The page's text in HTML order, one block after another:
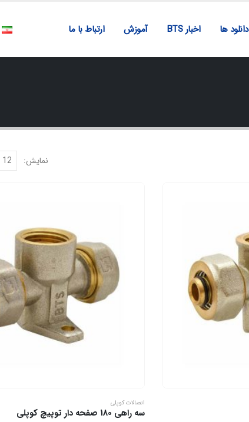
دانلود ها اخبار BTS آموزش ارتباط با ما
نمایش:
اتصالات کوپلی
سه راهی 180 صفحه دار توپیچ کوپلی